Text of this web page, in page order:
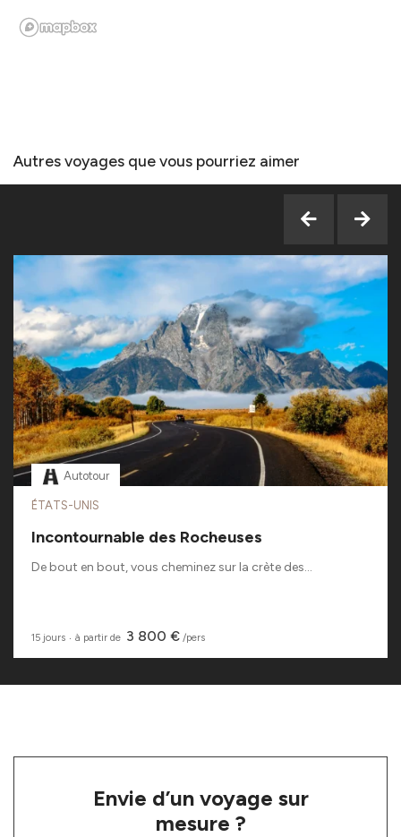
Autres voyages que vous pourriez aimer
Autotour
ÉTATS-UNIS
Incontournable des Rocheuses
De bout en bout, vous cheminez sur la crète des...
15 jours ‧ à partir de 3 800 € /pers
Envie d’un voyage sur
mesure ?